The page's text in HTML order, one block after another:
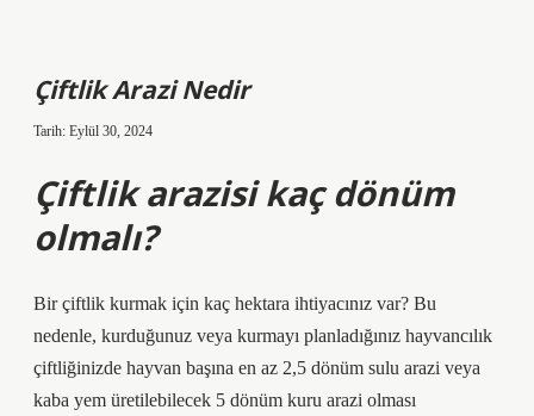
Çiftlik Arazi Nedir
Tarih: Eylül 30, 2024
Çiftlik arazisi kaç dönüm
olmalı?
Bir çiftlik kurmak için kaç hektara ihtiyacınız var? Bu
nedenle, kurduğunuz veya kurmayı planladığınız hayvancılık
çiftliğinizde hayvan başına en az 2,5 dönüm sulu arazi veya
kaba yem üretilebilecek 5 dönüm kuru arazi olması